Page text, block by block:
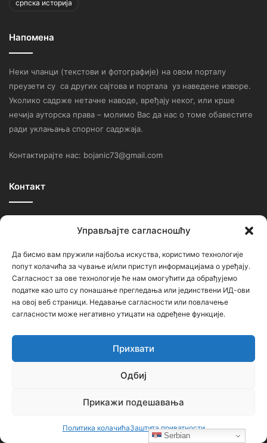
Управљајте сагласношћу
Да бисмо вам пружили најбоља искуства, користимо технологије
попут колачића за чување и/или приступ информацијама о уређају.
Сагласност за ове технологије ће нам омогућити да обрађујемо
податке као што су понашање прегледања или јединствени ИД-ови
на овој веб страници. Недавање сагласности или повлачење
сагласности може негативно утицати на одређене функције.
Прихвати
Одбиј
Прикажи подешавања
Политика колачићаЗаштита приватности
српска историја
Напомена
Неки чланци (текстови и фотографије) на овом порталу
преузети су са других сајтова и портала уз наведене изворе.
Уколико садрже нетачне наводе, вређају неког, или крше
нечија ауторска права – молимо Вас да нас о томе обавестите
ради уклањања спорног садржаја.
Контактирајте нас: bojanic73@gmail.com
Контакт
Контакт: тел. +381 652061021
редакција –bojanic73@gmail.com
администратор – bojanic73@gmail.com
Сајт није под финансијским, политичким и идеолошким
утицајем ни једне политичке опције или организације. Сајт није
профитабилан, заснива се на добровољном раду.
Пријавите се на наш бесплатни Билтен (newsletter)
Serbian